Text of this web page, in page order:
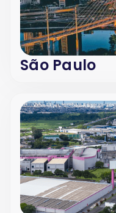
São Paulo